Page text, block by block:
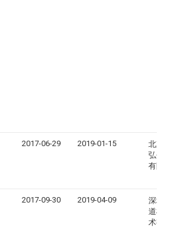
2017-06-29 2019-01-15
北京
弘创
有限
2017-09-30 2019-04-09
深圳
道机
术有